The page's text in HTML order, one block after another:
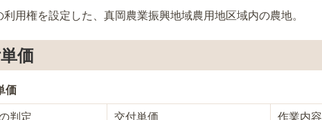
利用権を設定した、真岡農業振興地域農用地区域内の農地。
価
価
判定 交付単価 作業内容